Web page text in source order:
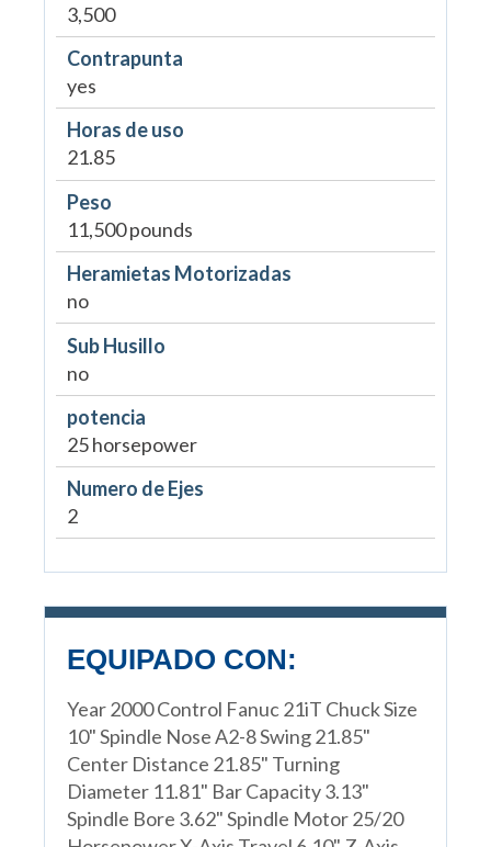
3,500
Contrapunta
yes
Horas de uso
21.85
Peso
11,500 pounds
Heramietas Motorizadas
no
Sub Husillo
no
potencia
25 horsepower
Numero de Ejes
2
EQUIPADO CON:
Year 2000 Control Fanuc 21iT Chuck Size
10" Spindle Nose A2-8 Swing 21.85"
Center Distance 21.85" Turning
Diameter 11.81" Bar Capacity 3.13"
Spindle Bore 3.62" Spindle Motor 25/20